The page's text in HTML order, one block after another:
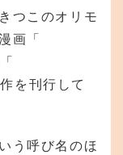
つこのオリモ
画「
を刊行して
う呼び名のほ